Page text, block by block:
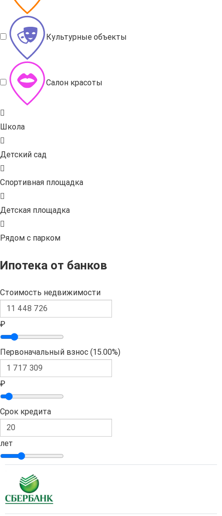
Культурные объекты
Салон красоты
Школа
Детский сад
Спортивная площадка
Детская площадка
Рядом с парком
Ипотека от банков
Стоимость недвижимости
₽
Первоначальный взнос (15.00%)
₽
Срок кредита
лет